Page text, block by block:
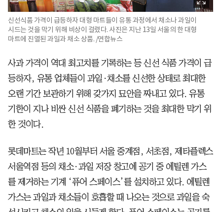
신선식품 가격이 급등하자 대형 마트들이 유통 과정에서 채소나 과일이
시드는 것을 막기 위해 비상이 걸렸다. 사진은 지난 13일 서울의 한 대형
마트에 진열된 과일과 채소 상품. /연합뉴스
사과 가격이 역대 최고치를 기록하는 등 신선 식품 가격이 급
등하자, 유통 업체들이 과일·채소를 신선한 상태로 최대한
오랜 기간 보관하기 위해 갖가지 묘안을 짜내고 있다. 유통
기한이 지나 비싼 신선 식품을 폐기하는 것을 최대한 막기 위
한 것이다.
롯데마트는 작년 10월부터 서울 중계점, 서초점, 제타플렉스
서울역점 등의 채소·과일 저장 창고에 공기 중 에틸렌 가스
를 제거하는 기계 ‘퓨어 스페이스’를 설치하고 있다. 에틸렌
가스는 과일과 채소들이 호흡할 때 나오는 것으로 과일을 숙